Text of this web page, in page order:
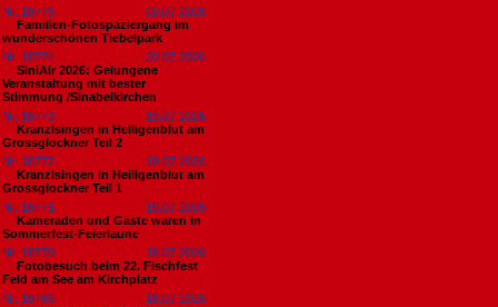
Nr. 18775
20.07.2026
Familien-Fotospaziergang im
wunderschönen Tiebelpark
Nr. 18774
20.07.2026
SiniAir 2026: Gelungene
Veranstaltung mit bester
Stimmung /Sinabelkirchen
Nr. 18773
19.07.2026
Kranzlsingen in Heiligenblut am
Grossglockner Teil 2
Nr. 18772
19.07.2026
Kranzlsingen in Heiligenblut am
Grossglockner Teil 1
Nr. 18771
19.07.2026
Kameraden und Gäste waren in
Sommerfest-Feierlaune
Nr. 18770
18.07.2026
Fotobesuch beim 22. Fischfest
Feld am See am Kirchplatz
Nr. 18769
18.07.2026